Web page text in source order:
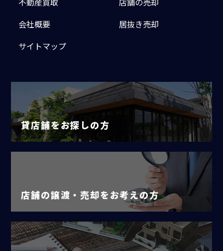
会社概要
居抜き売却
サイトマップ
貸店舗をお探しの方
店舗の譲渡・売却をお考えの方